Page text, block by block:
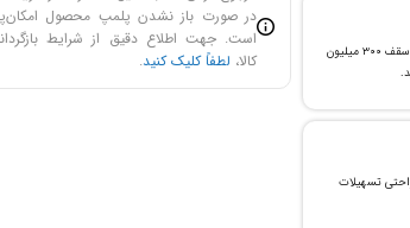
با خرید چکی از «انتخاب من»، می‌توانید تا سقف ۳۰۰ میلیون
تومان، به راحتی تسهیلات
در صورت باز نشدن پلمپ محصول
است. جهت اطلاع دقیق از شرایط
کالا، لطفاً کلیک کنید.